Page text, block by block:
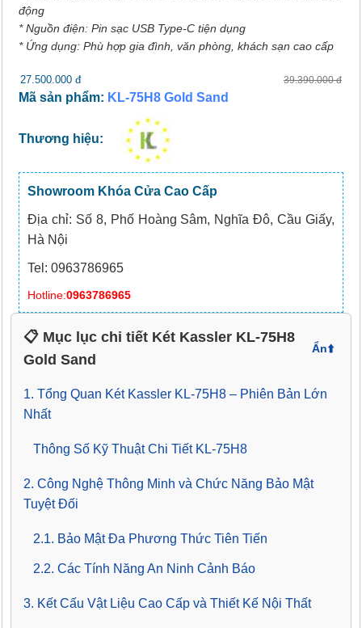
động
* Nguồn điện: Pin sạc USB Type-C tiện dụng
* Ứng dụng: Phù hợp gia đình, văn phòng, khách sạn cao cấp
27.500.000 đ 39.390.000 đ
Mã sản phẩm: KL-75H8 Gold Sand
Thương hiệu:
Showroom Khóa Cửa Cao Cấp
Địa chỉ: Số 8, Phố Hoàng Sâm, Nghĩa Đô, Cầu Giấy,
Hà Nội
Tel: 0963786965
Hotline:0963786965
📋 Mục lục chi tiết Két Kassler KL-75H8
Gold Sand
Ẩn⬆️
1. Tổng Quan Két Kassler KL-75H8 – Phiên Bản Lớn
Nhất
Thông Số Kỹ Thuật Chi Tiết KL-75H8
2. Công Nghệ Thông Minh và Chức Năng Bảo Mật
Tuyệt Đối
2.1. Bảo Mật Đa Phương Thức Tiên Tiến
2.2. Các Tính Năng An Ninh Cảnh Báo
3. Kết Cấu Vật Liệu Cao Cấp và Thiết Kế Nội Thất